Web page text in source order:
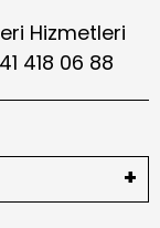
Hizmetleri
418 06 88